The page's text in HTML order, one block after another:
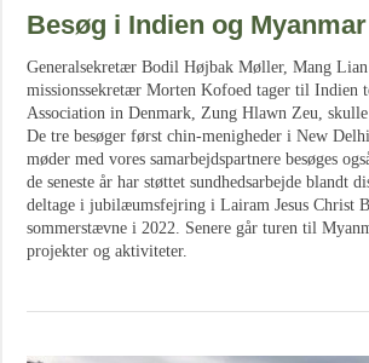
Besøg i Indien og Myanmar
Generalsekretær Bodil Højbak Møller, Mang
missionssekretær Morten Kofoed tager til Indien
Association in Denmark, Zung Hlawn Zeu,
De tre besøger først chin-menigheder i New
møder med vores samarbejdspartnere besøges
de seneste år har støttet sundhedsarbejde blandt
deltage i jubilæumsfejring i Lairam Jesus Christ
sommerstævne i 2022. Senere går turen til
projekter og aktiviteter.